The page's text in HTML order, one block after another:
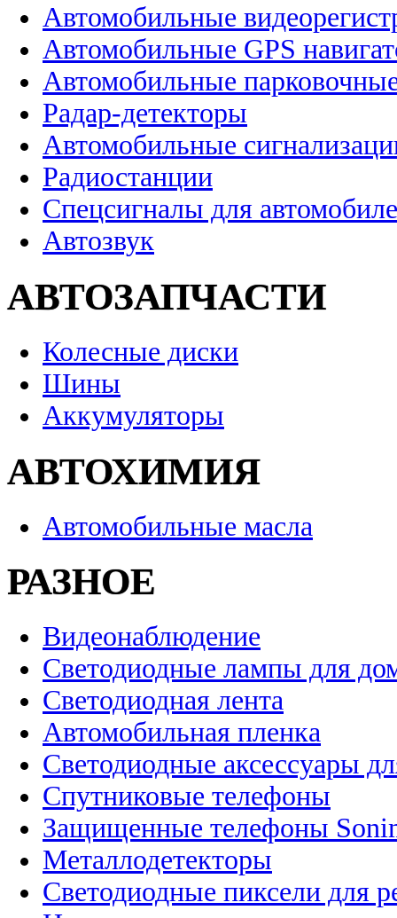
Автомобильные
Автомобильные GPS
Автомобильные
Радар-детекторы
Автомобильные
Радиостанции
Спецсигналы для
Автозвук
АВТОЗАПЧАСТИ
Колесные диски
Шины
Аккумуляторы
АВТОХИМИЯ
Автомобильные масла
РАЗНОЕ
Видеонаблюдение
Светодиодные лампы для
Светодиодная лента
Автомобильная пленка
Светодиодные аксессуары
Спутниковые телефоны
Защищенные телефоны
Металлодетекторы
Светодиодные пиксели для